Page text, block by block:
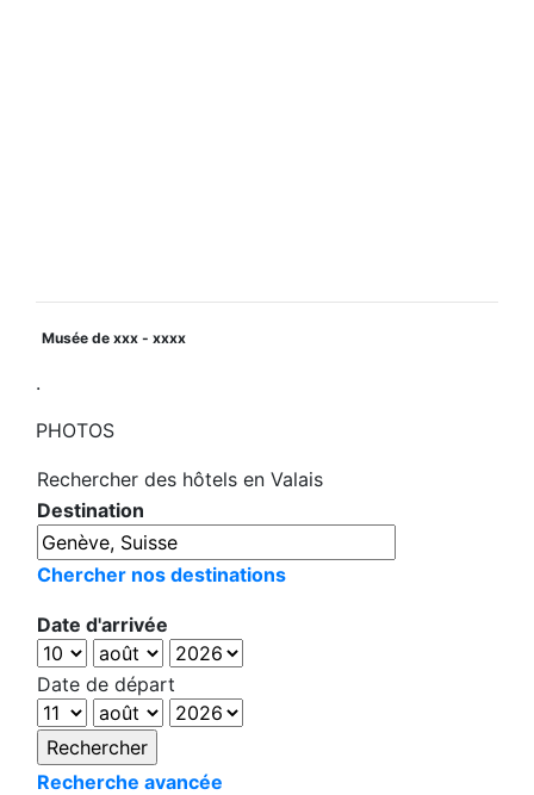
Musée de xxx - xxxx
.
PHOTOS
Rechercher des hôtels en Valais
Destination
Chercher nos destinations
Date d'arrivée
Date de départ
Recherche avancée